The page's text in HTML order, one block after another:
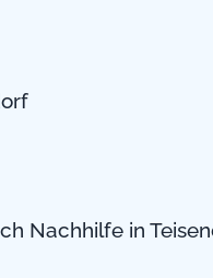
Nachhilfe in